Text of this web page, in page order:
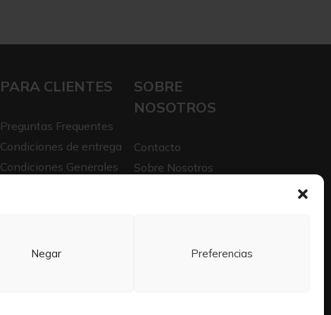
Negar Preferencias
PARA CLIENTES
Preguntas Frequentes
Condiciones de entrega
Condiciones Generales
SOBRE
NOSOTROS
Contacto
Sobre Nosotros